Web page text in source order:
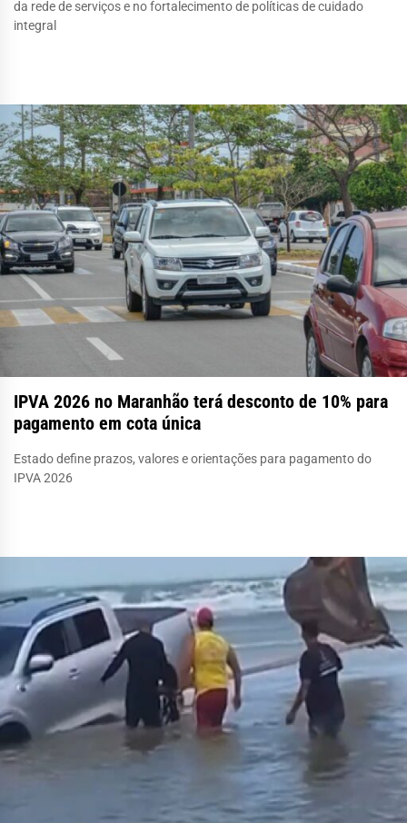
da rede de serviços e no fortalecimento de políticas de cuidado
integral
IPVA 2026 no Maranhão terá desconto de 10% para
pagamento em cota única
Estado define prazos, valores e orientações para pagamento do
IPVA 2026